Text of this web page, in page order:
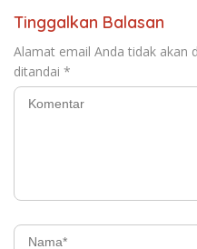
Tinggalkan Balasan
Alamat email Anda tidak akan
ditandai *